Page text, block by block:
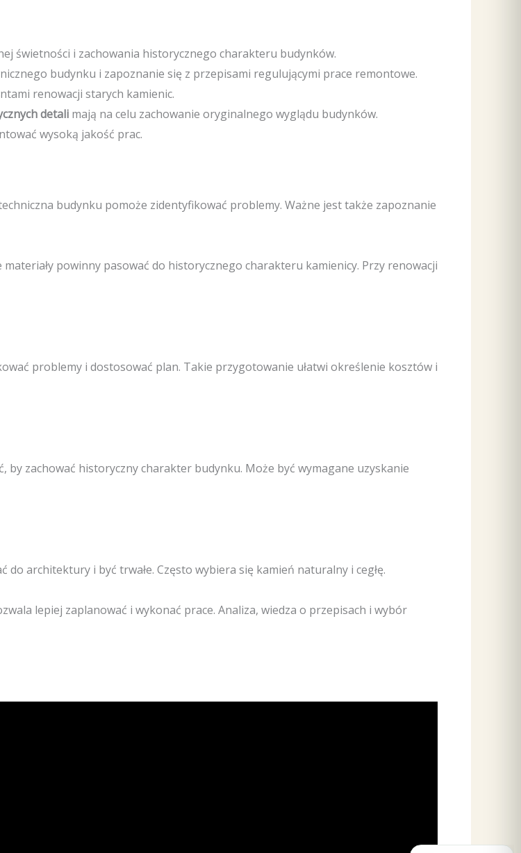
świetności i zachowania historycznego charakteru budynków.
budynku i zapoznanie się z przepisami regulującymi prace remontowe.
renowacji starych kamienic.
detali mają na celu zachowanie oryginalnego wyglądu budynków.
wysoką jakość prac.
budynku pomoże zidentyfikować problemy. Ważne jest także zapoznanie
powinny pasować do historycznego charakteru kamienicy. Przy renowacji
problemy i dostosować plan. Takie przygotowanie ułatwi określenie kosztów i
zachować historyczny charakter budynku. Może być wymagane uzyskanie
architektury i być trwałe. Często wybiera się kamień naturalny i cegłę.
lepiej zaplanować i wykonać prace. Analiza, wiedza o przepisach i wybór